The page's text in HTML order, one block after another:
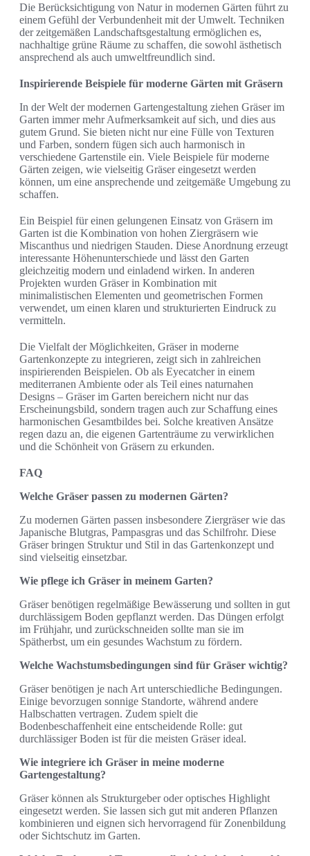
Die Berücksichtigung von Natur in modernen Gärten führt zu
einem Gefühl der Verbundenheit mit der Umwelt. Techniken
der zeitgemäßen Landschaftsgestaltung ermöglichen es,
nachhaltige grüne Räume zu schaffen, die sowohl ästhetisch
ansprechend als auch umweltfreundlich sind.
Inspirierende Beispiele für moderne Gärten mit Gräsern
In der Welt der modernen Gartengestaltung ziehen Gräser im
Garten immer mehr Aufmerksamkeit auf sich, und dies aus
gutem Grund. Sie bieten nicht nur eine Fülle von Texturen
und Farben, sondern fügen sich auch harmonisch in
verschiedene Gartenstile ein. Viele Beispiele für moderne
Gärten zeigen, wie vielseitig Gräser eingesetzt werden
können, um eine ansprechende und zeitgemäße Umgebung zu
schaffen.
Ein Beispiel für einen gelungenen Einsatz von Gräsern im
Garten ist die Kombination von hohen Ziergräsern wie
Miscanthus und niedrigen Stauden. Diese Anordnung erzeugt
interessante Höhenunterschiede und lässt den Garten
gleichzeitig modern und einladend wirken. In anderen
Projekten wurden Gräser in Kombination mit
minimalistischen Elementen und geometrischen Formen
verwendet, um einen klaren und strukturierten Eindruck zu
vermitteln.
Die Vielfalt der Möglichkeiten, Gräser in moderne
Gartenkonzepte zu integrieren, zeigt sich in zahlreichen
inspirierenden Beispielen. Ob als Eyecatcher in einem
mediterranen Ambiente oder als Teil eines naturnahen
Designs – Gräser im Garten bereichern nicht nur das
Erscheinungsbild, sondern tragen auch zur Schaffung eines
harmonischen Gesamtbildes bei. Solche kreativen Ansätze
regen dazu an, die eigenen Gartenträume zu verwirklichen
und die Schönheit von Gräsern zu erkunden.
FAQ
Welche Gräser passen zu modernen Gärten?
Zu modernen Gärten passen insbesondere Ziergräser wie das
Japanische Blutgras, Pampasgras und das Schilfrohr. Diese
Gräser bringen Struktur und Stil in das Gartenkonzept und
sind vielseitig einsetzbar.
Wie pflege ich Gräser in meinem Garten?
Gräser benötigen regelmäßige Bewässerung und sollten in gut
durchlässigem Boden gepflanzt werden. Das Düngen erfolgt
im Frühjahr, und zurückschneiden sollte man sie im
Spätherbst, um ein gesundes Wachstum zu fördern.
Welche Wachstumsbedingungen sind für Gräser wichtig?
Gräser benötigen je nach Art unterschiedliche Bedingungen.
Einige bevorzugen sonnige Standorte, während andere
Halbschatten vertragen. Zudem spielt die
Bodenbeschaffenheit eine entscheidende Rolle: gut
durchlässiger Boden ist für die meisten Gräser ideal.
Wie integriere ich Gräser in meine moderne
Gartengestaltung?
Gräser können als Strukturgeber oder optisches Highlight
eingesetzt werden. Sie lassen sich gut mit anderen Pflanzen
kombinieren und eignen sich hervorragend für Zonenbildung
oder Sichtschutz im Garten.